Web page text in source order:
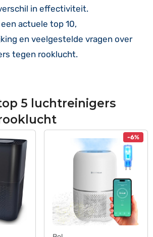
in effectiviteit.
actuele top 10,
en veelgestelde vragen over
tegen rooklucht.
5 luchtreinigers
-6%